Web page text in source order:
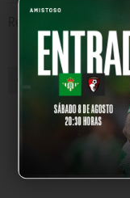
« NOTICIA ANTERIOR